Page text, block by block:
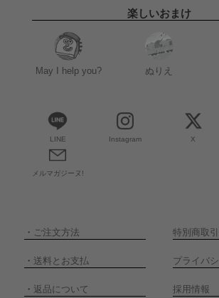
楽しいおまけ
May I help you? ぬりえ
LINE Instagram X
メルマガジーヌ!
・ ご注文方法 特別商取
・ 送料とお支払 プライバ
・ 返品について 採用情報